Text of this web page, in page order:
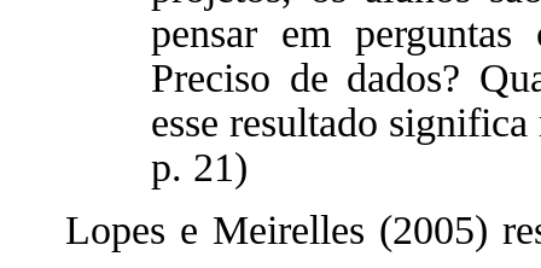
pensar em
Preciso de dados?
esse resultado
p. 21)
Lopes e Meirelles (2005)